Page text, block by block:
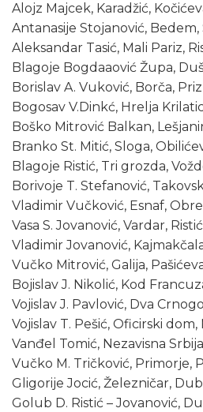
Alojz Majcek, Karadžić,
Antanasije Stojanović, Bedem,
Aleksandar Tasić, Mali Pariz,
Blagoje Bogdaaović Župa,
Borislav A. Vuković, Borča,
Bogosav V.Dinkć, Hrelja
Boško Mitrović Balkan,
Branko St. Mitić, Sloga,
Blagoje Ristić, Tri grozda,
Borivoje T. Stefanović,
Vladimir Vučković, Esnaf,
Vasa S. Jovanović, Vardar,
Vladimir Jovanović,
Vučko Mitrović, Galija,
Bojislav J. Nikolić, Kod
Vojislav J. Pavlović, Dva
Vojislav T. Pešić, Oficirski
Vanđel Tomić, Nezavisna
Vučko M. Tričković, Primorje,
Gligorije Jocić, Železničar,
Golub D. Ristić – Jovanović,